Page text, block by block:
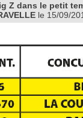
Z dans le petit
le 15/09/